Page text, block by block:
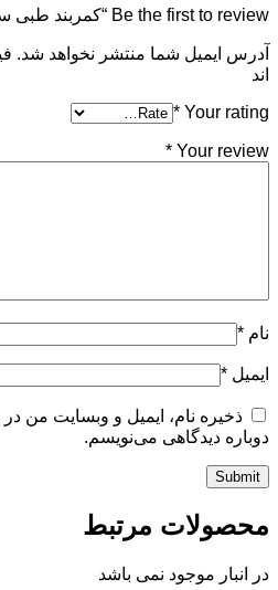
Be the first to review “کمربند طبی سخت نئوپرنی پددار”
آدرس ایمیل شما منتشر نخواهد
اند
Your rating
*
Your review
*
نام *
ایمیل *
ذخیره نام، ایمیل و وبسایت من
دوباره دیدگاهی می‌نویسم.
محصولات مرتبط
در انبار موجود نمی باشد